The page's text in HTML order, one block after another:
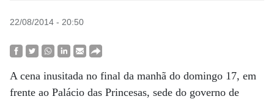
22/08/2014 - 20:50
A cena inusitada no final da manhã do domingo 17, em
frente ao Palácio das Princesas, sede do governo de